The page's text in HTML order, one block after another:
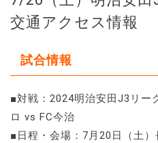
交通アクセス情報
試合情報
■対戦：2024明治安田J3リ
ロ vs FC今治
■日程・会場：7月20日（土